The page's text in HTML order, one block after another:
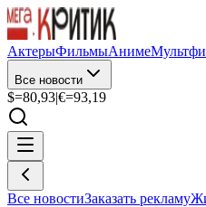
АктерыФильмыАниме
Все новости
$=80,93|€=93,19
Все новостиЗаказать рекламу